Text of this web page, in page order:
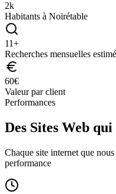
2k
Habitants à Noirétable
11+
Recherches mensuelles
60€
Valeur par client
Performances
Des Sites Web
Chaque site internet que
performance